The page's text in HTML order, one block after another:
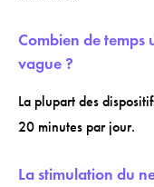
Combien de temps
vague ?
La plupart des
20 minutes par jour.
La stimulation du